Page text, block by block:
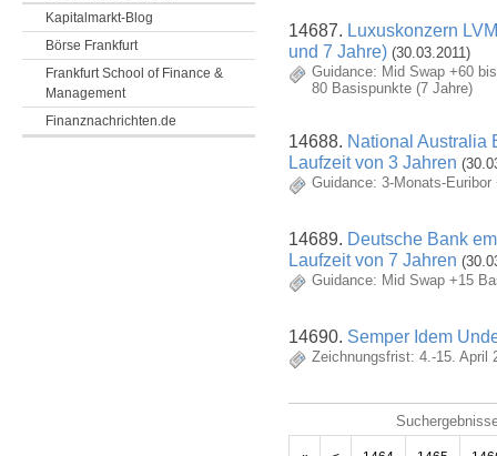
14687. Luxuskonzern
und 7 Jahre) (30.03.2011)
Guidance: Mid Swap +60
80 Basispunkte (7 Jahre)
14688. National Australia
Laufzeit von 3 Jahren
Guidance: 3-Monats-
14689. Deutsche Bank
Laufzeit von 7 Jahren
Guidance: Mid Swap +15
14690. Semper Idem
Zeichnungsfrist: 4.-15. April
Kapitalmarkt-Blog
Börse Frankfurt
Frankfurt School of Finance &
Management
Finanznachrichten.de